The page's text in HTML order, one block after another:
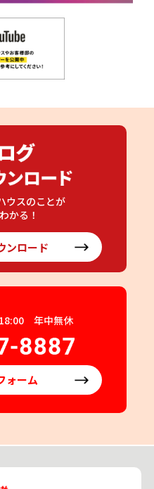
ウスのことが
かる！
ンロード
年中無休
ォーム